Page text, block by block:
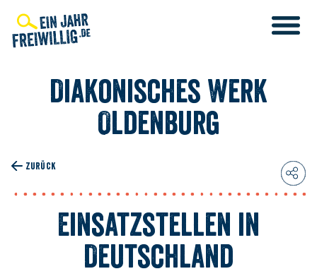
zum
Inhalt
Diakonisches Werk
Oldenburg
ZURÜCK
Einsatzstellen in
Deutschland